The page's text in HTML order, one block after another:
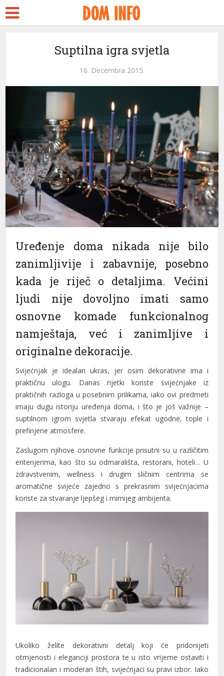
Suptilna igra svjetla
16. Decembra 2015.
Uređenje doma nikada nije bilo
zanimljivije i zabavnije, posebno
kada je riječ o detaljima. Većini
ljudi nije dovoljno imati samo
osnovne komade funkcionalnog
namještaja, već i zanimljive i
originalne dekoracije.
Svijećnjak je idealan ukras, jer osim dekorativne ima i
praktičnu ulogu. Danas rijetki koriste svijećnjake iz
praktičnih razloga u posebnim prilikama, iako ovi predmeti
imaju dugu istoriju uređenja doma, i što je još važnije –
suptilnom igrom svjetla stvaraju efekat ugodne, tople i
prefinjene atmosfere.
Zaslugom njihove osnovne funkcije prisutni su u različitim
enterijerima, kao što su odmarališta, restorani, hoteli… U
zdravstvenim, wellness i drugim sličnim centrima se
aromatične svijeće zajedno s prekrasnim svijećnjacima
koriste za stvaranje ljepšeg i mirnijeg ambijenta.
Ukoliko želite dekorativni detalj koji će pridonijeti
otmjenosti i eleganciji prostora te u isto vrijeme ostaviti i
tradicionalan i moderan štih, svijećnjaci su pravi izbor. Iako